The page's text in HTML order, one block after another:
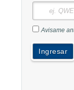
Avisame